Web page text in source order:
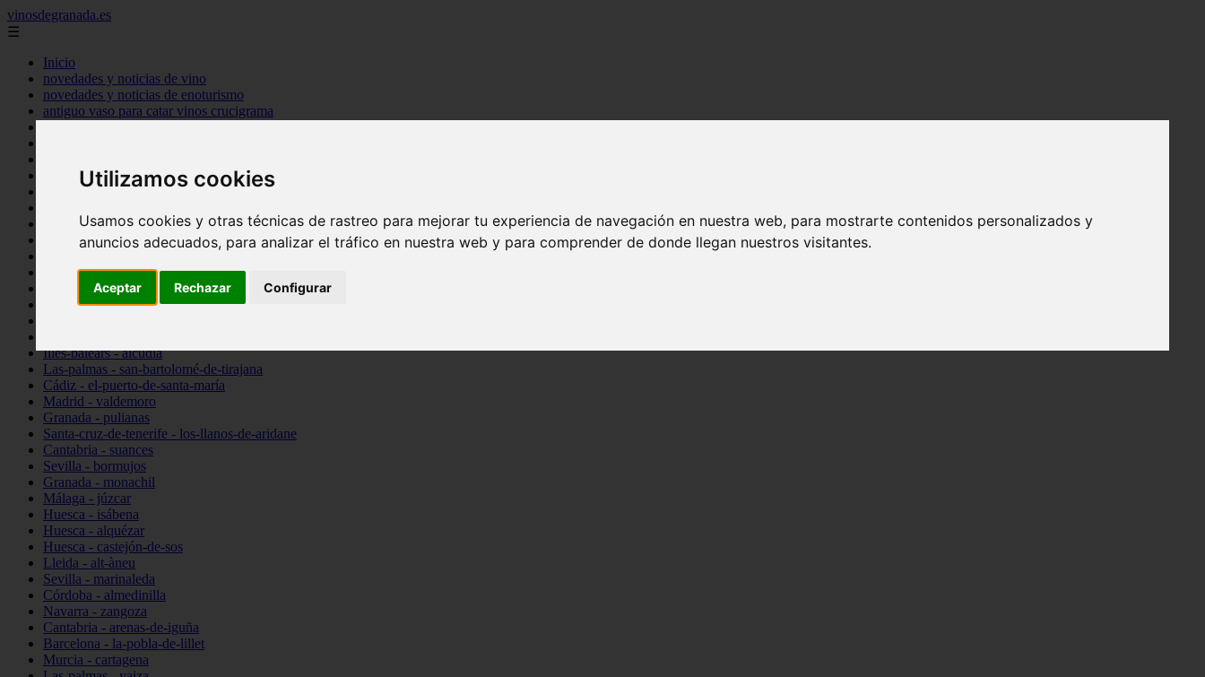
Utilizamos cookies
Usamos cookies y otras técnicas de rastreo para mejorar tu experiencia de navegación en nuestra web, para mostrarte contenidos personalizados y
anuncios adecuados, para analizar el tráfico en nuestra web y para comprender de donde llegan nuestros visitantes.
Aceptar Rechazar Configurar
vinosdegranada.es
☰
Inicio
novedades y noticias de vino
novedades y noticias de enoturismo
antiguo vaso para catar vinos crucigrama
Sevilla - sevilla
Barcelona - barcelona
Santa-cruz-de-tenerife - guía-de-isora
La-rioja - casalarreina
Almería - roquetas-de-mar
Illes-balears - alcúdia
Las-palmas - san-bartolomé-de-tirajana
Cádiz - el-puerto-de-santa-maría
Madrid - valdemoro
Granada - pulianas
Santa-cruz-de-tenerife - los-llanos-de-aridane
Cantabria - suances
Sevilla - bormujos
Granada - monachil
Málaga - júzcar
Huesca - isábena
Huesca - alquézar
Huesca - castejón-de-sos
Lleida - alt-àneu
Sevilla - marinaleda
Córdoba - almedinilla
Navarra - zangoza
Cantabria - arenas-de-iguña
Barcelona - la-pobla-de-lillet
Murcia - cartagena